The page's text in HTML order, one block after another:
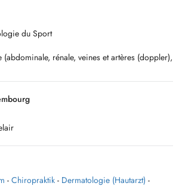
du Sport
rénale, veines et artères (doppler),
- Chiropraktik - Dermatologie (Hautarzt) -